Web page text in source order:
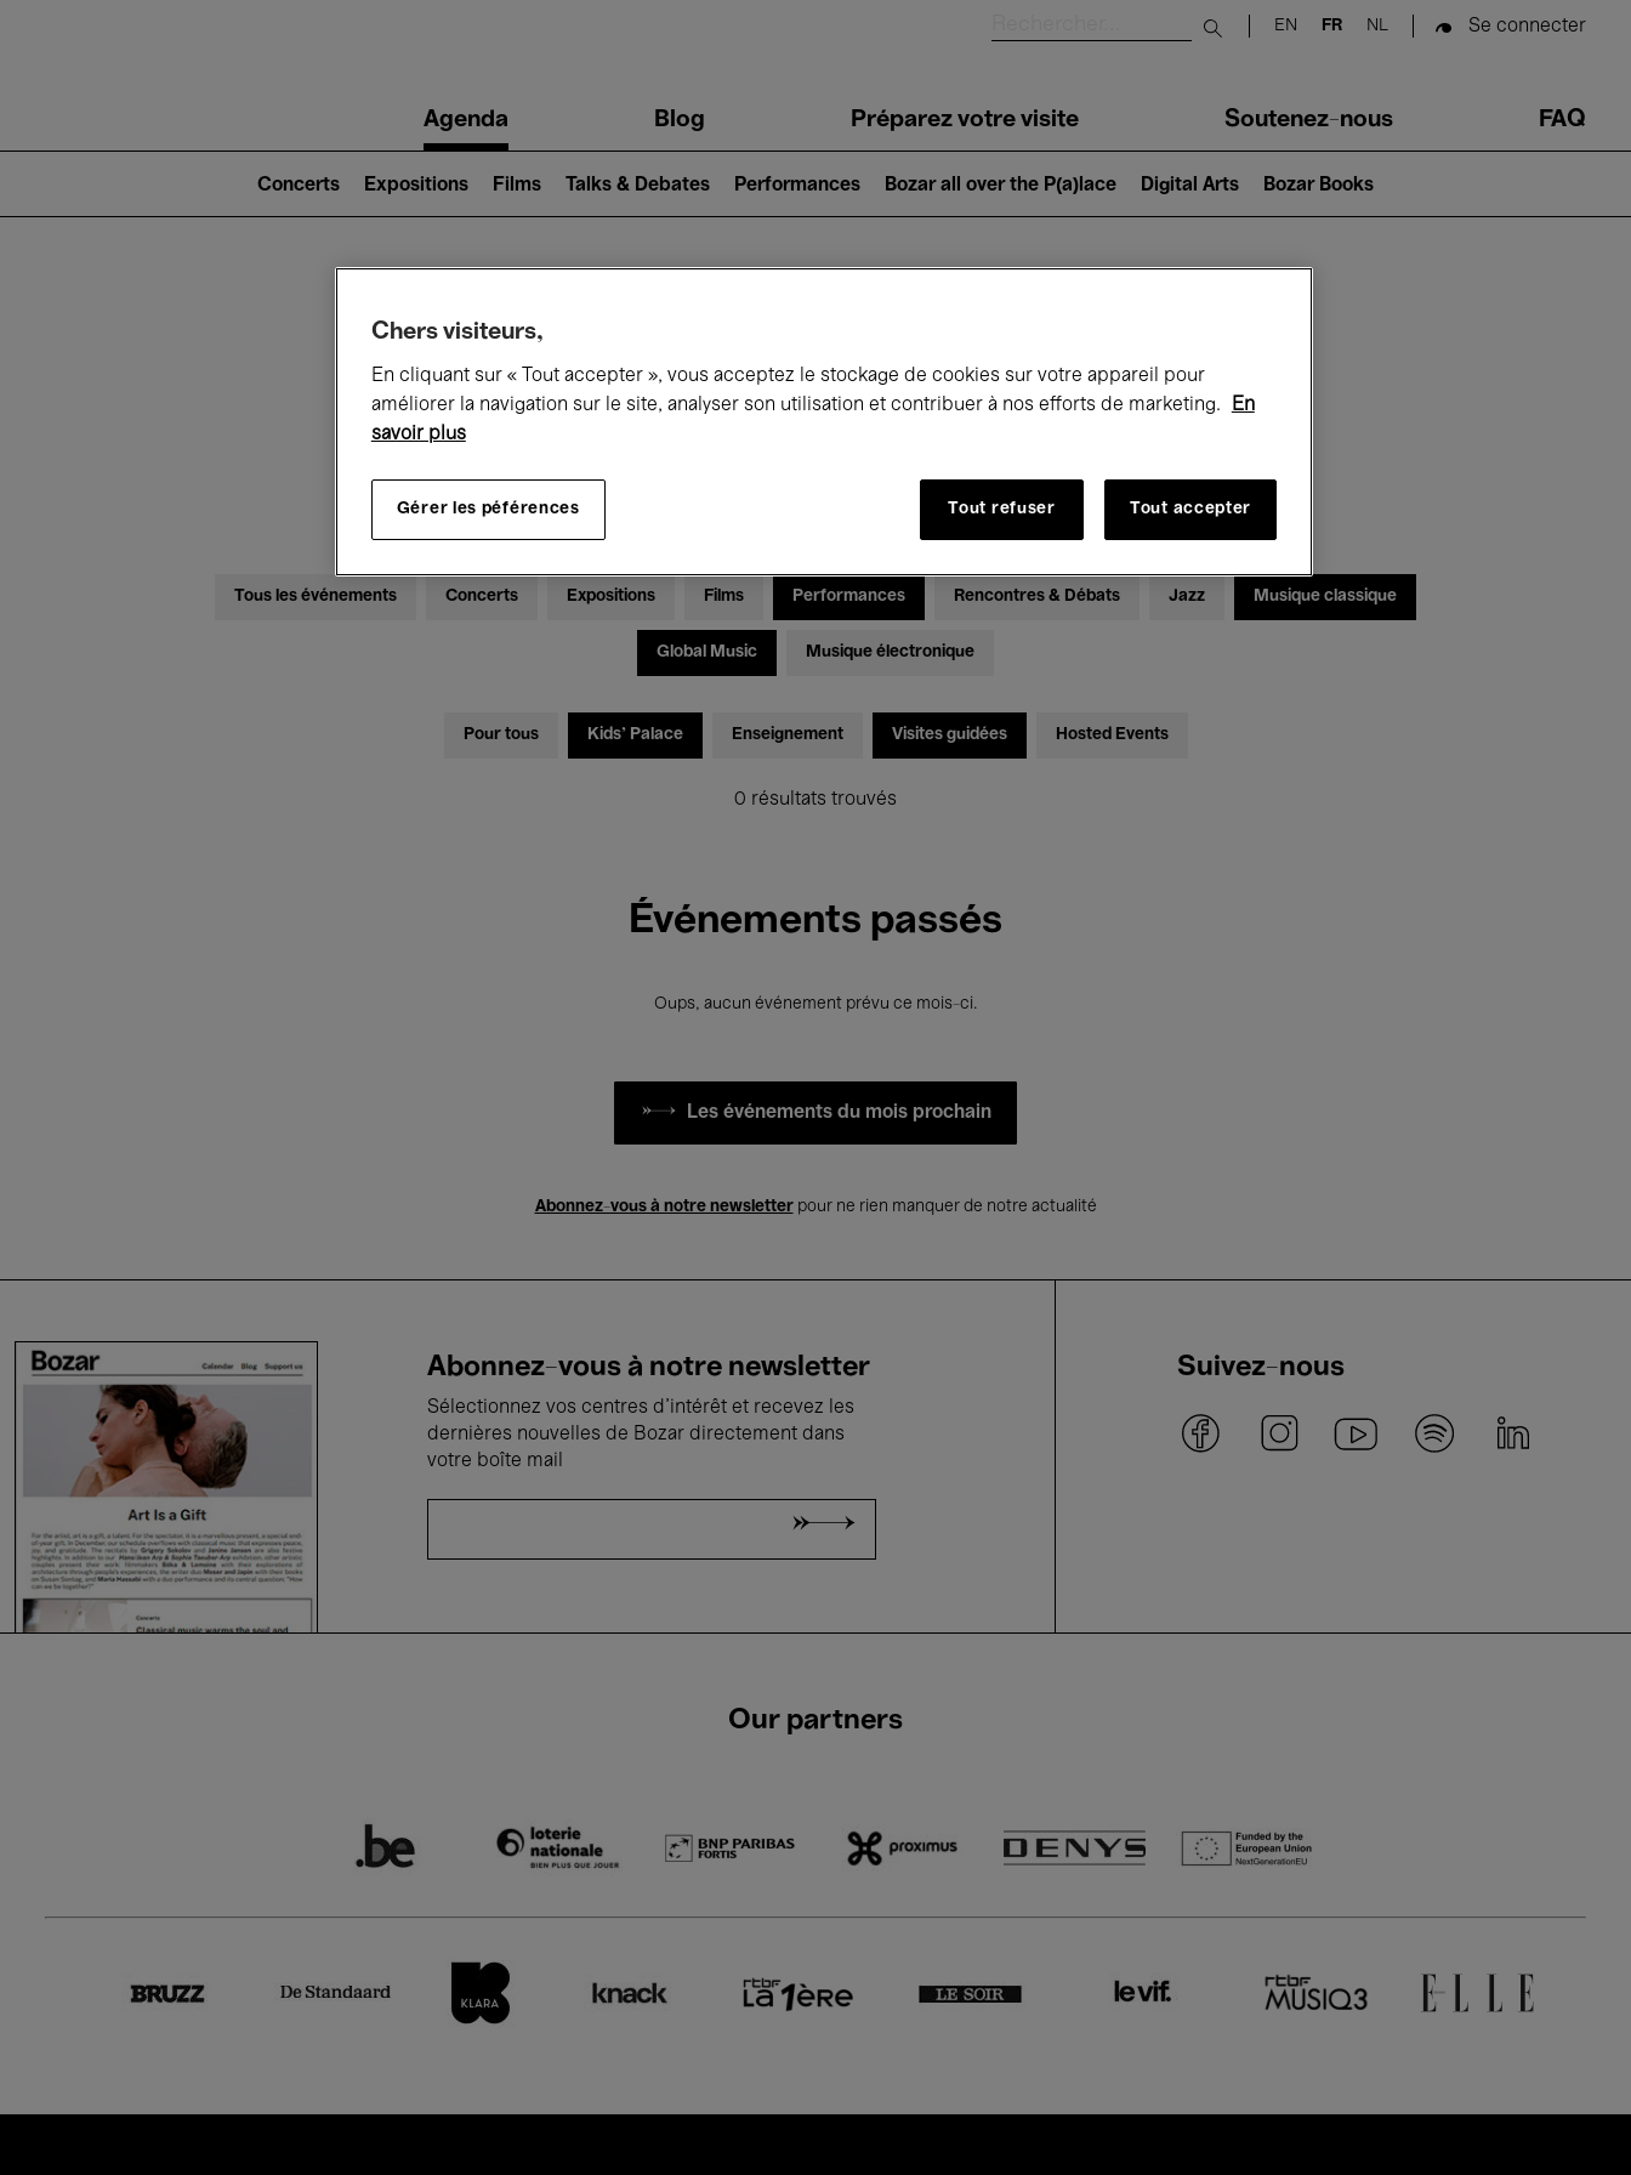
Submit search
EN FR NL Se connecter
navigationAgenda Blog Préparez votre visite Soutenez-nous FAQ
2)
Concerts Expositions Films Talks & Debates Performances Bozar all over the P(a)lace Digital Arts Bozar Books
Ce qui se passe à Bozar
Tous les événements Concerts Expositions Films Performances Rencontres & Débats Jazz Musique classique
Global Music Musique électronique
Pour tous Kids’ Palace Enseignement Visites guidées Hosted Events
0 résultats trouvés
Événements passés
Oups, aucun événement prévu ce mois-ci.
Les événements du mois prochain
Abonnez-vous à notre newsletterpour ne rien manquer de notre actualité
Abonnez-vous à notre newsletter
Sélectionnez vos centres d'intérêt et recevez les
dernières nouvelles de Bozar directement dans
votre boîte mail
Suivez-nous
Our partners
Chers visiteurs,
En cliquant sur « Tout accepter », vous acceptez le stockage de cookies sur votre appareil pour
améliorer la navigation sur le site, analyser son utilisation et contribuer à nos efforts de marketing.
En
savoir plus
Gérer les péférences Tout refuser Tout accepter